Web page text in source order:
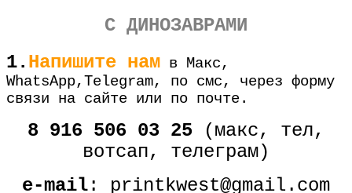
С ДИНОЗАВРАМИ
1. Напишите нам в Макс,
WhatsApp,Telegram, по смс, через форму
связи на сайте или по почте.
8 916 506 03 25 (макс, тел,
вотсап, телеграм)
e-mail: printkwest@gmail.com